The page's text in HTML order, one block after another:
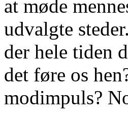
at møde
udvalgte
der hele tiden
det føre os
modimpuls?